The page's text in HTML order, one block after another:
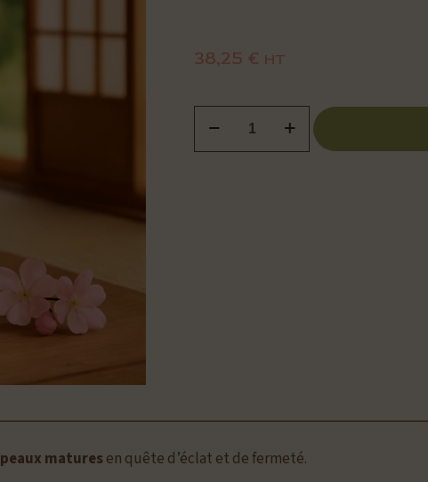
38,25 € HT
Jelly
peaux maturesen quête d’éclat et de fermeté.